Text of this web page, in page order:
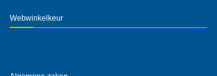
Webwinkelkeur